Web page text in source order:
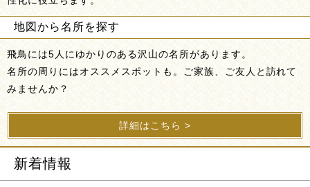
地図から名所を探す
飛鳥には5人にゆかりのある沢山の名所があります。
名所の周りにはオススメスポットも。ご家族、ご友人と訪れて
みませんか？
詳細はこちら >
新着情報